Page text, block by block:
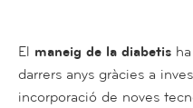
El maneig de la diabetis
darrers anys gràcies a
incorporació de noves